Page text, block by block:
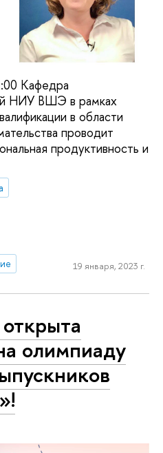
Кафедра
НИУ ВШЭ в рамках
в области
проводит
продуктивность и
19 января, 2023 г.
олимпиаду